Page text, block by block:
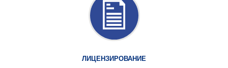
ЛИЦЕНЗИРОВАНИЕ